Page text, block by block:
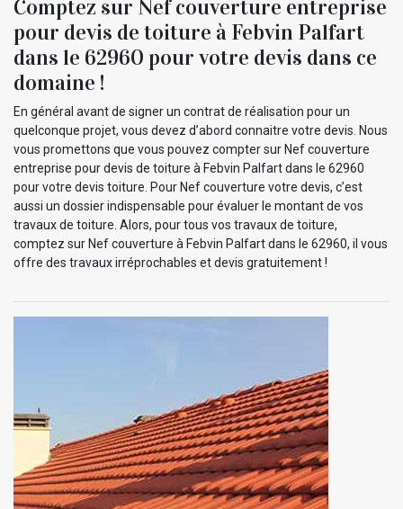
Comptez sur Nef couverture entreprise
pour devis de toiture à Febvin Palfart
dans le 62960 pour votre devis dans ce
domaine !
En général avant de signer un contrat de réalisation pour un
quelconque projet, vous devez d’abord connaitre votre devis. Nous
vous promettons que vous pouvez compter sur Nef couverture
entreprise pour devis de toiture à Febvin Palfart dans le 62960
pour votre devis toiture. Pour Nef couverture votre devis, c’est
aussi un dossier indispensable pour évaluer le montant de vos
travaux de toiture. Alors, pour tous vos travaux de toiture,
comptez sur Nef couverture à Febvin Palfart dans le 62960, il vous
offre des travaux irréprochables et devis gratuitement !